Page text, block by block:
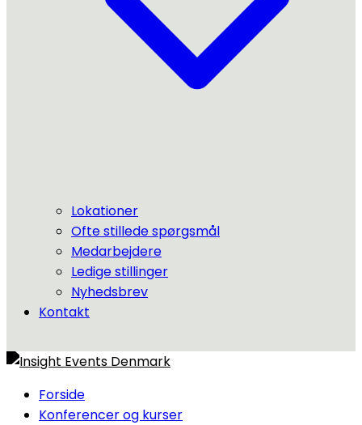
Lokationer
Ofte stillede spørgsmål
Medarbejdere
Ledige stillinger
Nyhedsbrev
Kontakt
Forside
Konferencer og kurser